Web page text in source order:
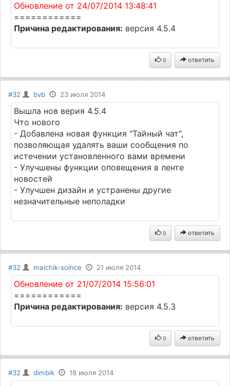
Обновление от 24/07/2014 13:48:41
============
Причина редактирования: версия 4.5.4
0 ответить
#32 bvb 23 июля 2014
Вышла нов верия 4.5.4
Что нового
- Добавлена новая функция "Тайный чат",
позволяющая удалять ваши сообщения по
истечении установленного вами времени
- Улучшены функции оповещения в ленте
новостей
- Улучшен дизайн и устранены другие
незначительные неполадки
0 ответить
#32 malchik-solnce 21 июля 2014
Обновление от 21/07/2014 15:56:01
============
Причина редактирования: версия 4.5.3
0 ответить
#32 dimbik 18 июля 2014